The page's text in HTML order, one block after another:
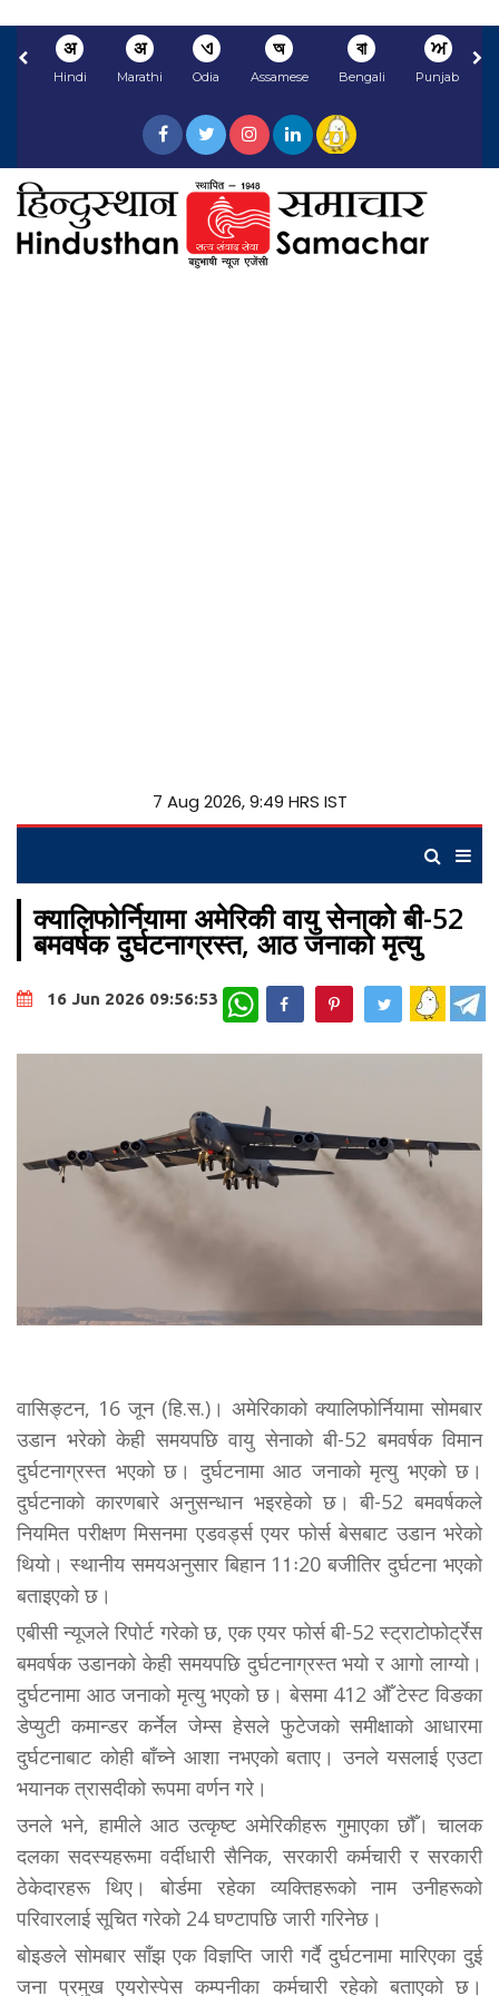
अ
Hindi
अ
Marathi
ଏ
Odia
অ
Assamese
বা
Bengali
ਅ
Punjabi
7 Aug 2026, 9:49 HRS IST
क्यालिफोर्नियामा अमेरिकी वायु सेनाको बी-52
बमवर्षक दुर्घटनाग्रस्त, आठ जनाको मृत्यु
16 Jun 2026 09:56:53 WhatsApp
वासिङ्टन, 16 जून (हि.स.)। अमेरिकाको क्यालिफोर्नियामा सोमबार
उडान भरेको केही समयपछि वायु सेनाको बी-52 बमवर्षक विमान
दुर्घटनाग्रस्त भएको छ। दुर्घटनामा आठ जनाको मृत्यु भएको छ।
दुर्घटनाको कारणबारे अनुसन्धान भइरहेको छ। बी-52 बमवर्षकले
नियमित परीक्षण मिसनमा एडवर्ड्स एयर फोर्स बेसबाट उडान भरेको
थियो। स्थानीय समयअनुसार बिहान 11ः20 बजीतिर दुर्घटना भएको
बताइएको छ।
एबीसी न्यूजले रिपोर्ट गरेको छ, एक एयर फोर्स बी-52 स्ट्राटोफोर्ट्रेस
बमवर्षक उडानको केही समयपछि दुर्घटनाग्रस्त भयो र आगो लाग्यो।
दुर्घटनामा आठ जनाको मृत्यु भएको छ। बेसमा 412 औँ टेस्ट विङका
डेप्युटी कमान्डर कर्नेल जेम्स हेसले फुटेजको समीक्षाको आधारमा
दुर्घटनाबाट कोही बाँच्ने आशा नभएको बताए। उनले यसलाई एउटा
भयानक त्रासदीको रूपमा वर्णन गरे।
उनले भने, हामीले आठ उत्कृष्ट अमेरिकीहरू गुमाएका छौँ। चालक
दलका सदस्यहरूमा वर्दीधारी सैनिक, सरकारी कर्मचारी र सरकारी
ठेकेदारहरू थिए। बोर्डमा रहेका व्यक्तिहरूको नाम उनीहरूको
परिवारलाई सूचित गरेको 24 घण्टापछि जारी गरिनेछ।
बोइङले सोमबार साँझ एक विज्ञप्ति जारी गर्दै दुर्घटनामा मारिएका दुई
जना प्रमुख एयरोस्पेस कम्पनीका कर्मचारी रहेको बताएको छ।